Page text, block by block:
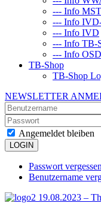
--- Info
--- Info
--- Info IVD
--- Info TB-
--- Info
TB-Shop
TB-Shop
NEWSLETTER
Angemeldet bleiben
LOGIN
Passwort
Benutzername